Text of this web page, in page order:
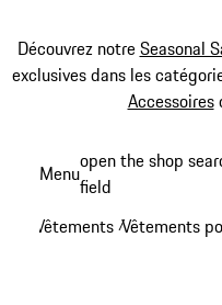
Découvrez notreSeasonal
exclusives dans les
Accessoires
principal
Menuopen the shop
field
Vêtements /Vêtements